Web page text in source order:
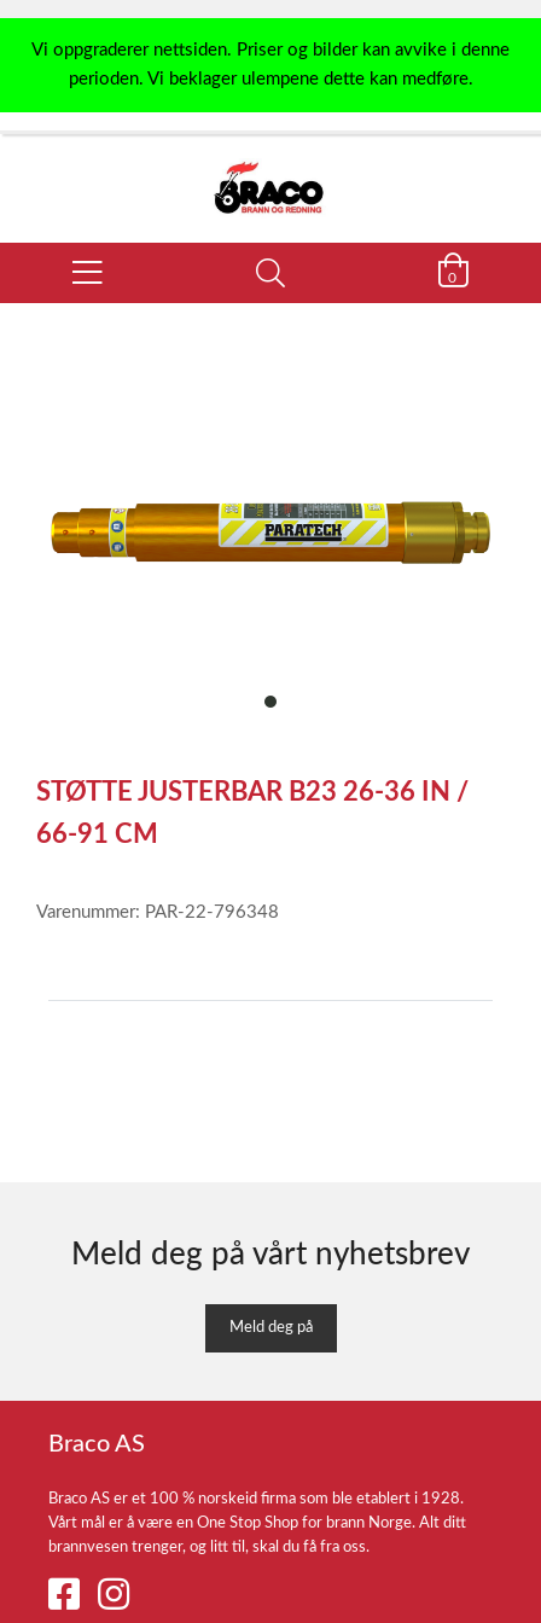
Vi oppgraderer nettsiden. Priser og bilder kan avvike i denne
perioden. Vi beklager ulempene dette kan medføre.
0
item
of
1
STØTTE JUSTERBAR B23 26-36 IN /
66-91 CM
Varenummer: PAR-22-796348
Meld deg på vårt nyhetsbrev
Meld deg på
Braco AS
Braco AS er et 100 % norskeid firma som ble etablert i 1928.
Vårt mål er å være en One Stop Shop for brann Norge. Alt ditt
brannvesen trenger, og litt til, skal du få fra oss.